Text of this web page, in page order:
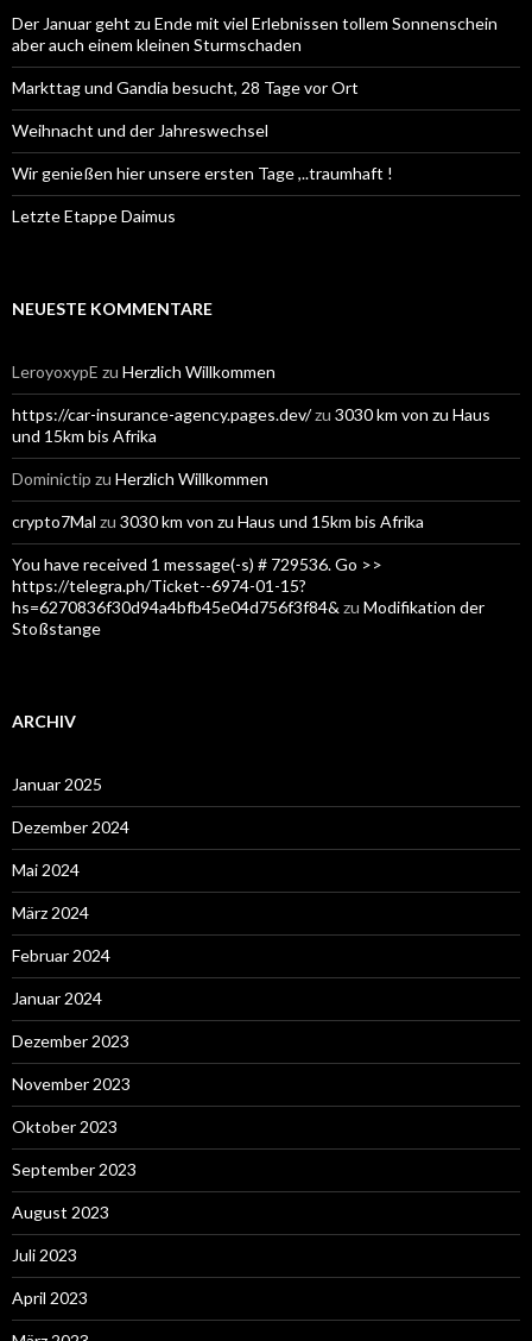
Der Januar geht zu Ende mit viel Erlebnissen tollem Sonnenschein
aber auch einem kleinen Sturmschaden
Markttag und Gandia besucht, 28 Tage vor Ort
Weihnacht und der Jahreswechsel
Wir genießen hier unsere ersten Tage ,..traumhaft !
Letzte Etappe Daimus
NEUESTE KOMMENTARE
LeroyoxypE zu Herzlich Willkommen
https://car-insurance-agency.pages.dev/zu 3030 km von zu Haus
und 15km bis Afrika
Dominictip zu Herzlich Willkommen
crypto7Mal zu 3030 km von zu Haus und 15km bis Afrika
You have received 1 message(-s) # 729536. Go >>
https://telegra.ph/Ticket--6974-01-15?
hs=6270836f30d94a4bfb45e04d756f3f84& zu Modifikation der
Stoßstange
ARCHIV
Januar 2025
Dezember 2024
Mai 2024
März 2024
Februar 2024
Januar 2024
Dezember 2023
November 2023
Oktober 2023
September 2023
August 2023
Juli 2023
April 2023